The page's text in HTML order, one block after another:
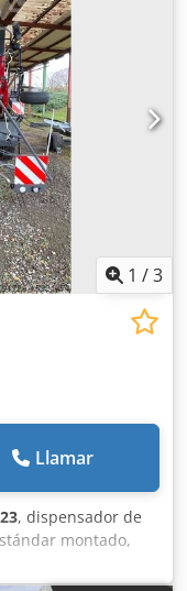
1 /3
Llamar
, dispensador de
montado,
Tjha